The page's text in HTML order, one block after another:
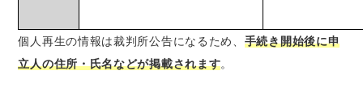
個人再生の情報は裁判所公告になるため、 手続き開始後に申
立人の住所・氏名などが掲載されます。